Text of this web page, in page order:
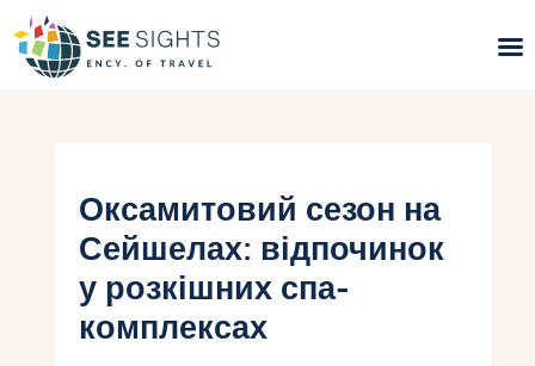
Гарячі тури
Типи Турів
Країни
Оксамитовий сезон на
Сейшелах: відпочинок
у розкішних спа-
комплексах